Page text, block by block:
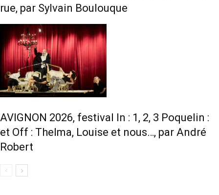
rue, par Sylvain Boulouque
AVIGNON 2026, festival In : 1, 2, 3 Poquelin :
et Off : Thelma, Louise et nous…, par André
Robert